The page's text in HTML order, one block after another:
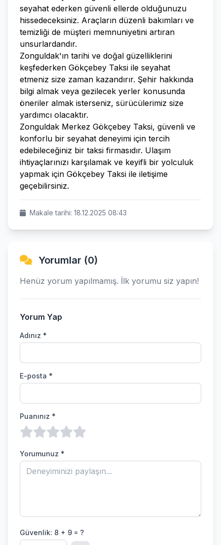
seyahat ederken güvenli ellerde olduğunuzu
hissedeceksiniz. Araçların düzenli bakımları ve
temizliği de müşteri memnuniyetini artıran
unsurlardandır.
Zonguldak'ın tarihi ve doğal güzelliklerini
keşfederken Gökçebey Taksi ile seyahat
etmeniz size zaman kazandırır. Şehir hakkında
bilgi almak veya gezilecek yerler konusunda
öneriler almak isterseniz, sürücülerimiz size
yardımcı olacaktır.
Zonguldak Merkez Gökçebey Taksi, güvenli ve
konforlu bir seyahat deneyimi için tercih
edebileceğiniz bir taksi firmasıdır. Ulaşım
ihtiyaçlarınızı karşılamak ve keyifli bir yolculuk
yapmak için Gökçebey Taksi ile iletişime
geçebilirsiniz.
Makale tarihi: 18.12.2025 08:43
Yorumlar (0)
Henüz yorum yapılmamış. İlk yorumu siz yapın!
Yorum Yap
Adınız *
E-posta *
Puanınız *
Yorumunuz *
Güvenlik: 8 + 9 = ?